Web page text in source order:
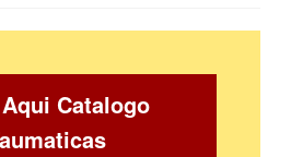
Catalogo